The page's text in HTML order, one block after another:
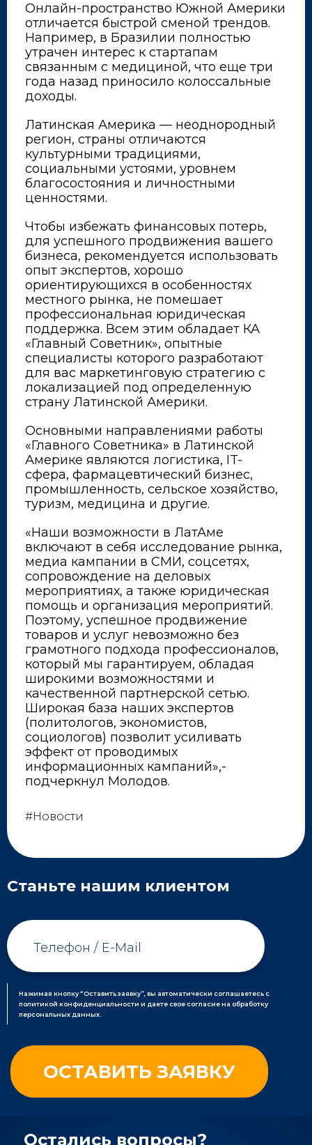
Онлайн-пространство Южной Америки
отличается быстрой сменой трендов.
Например, в Бразилии полностью
утрачен интерес к стартапам
связанным с медициной, что еще три
года назад приносило колоссальные
доходы.
Латинская Америка — неоднородный
регион, страны отличаются
культурными традициями,
социальными устоями, уровнем
благосостояния и личностными
ценностями.
Чтобы избежать финансовых потерь,
для успешного продвижения вашего
бизнеса, рекомендуется использовать
опыт экспертов, хорошо
ориентирующихся в особенностях
местного рынка, не помешает
профессиональная юридическая
поддержка. Всем этим обладает КА
«Главный Советник», опытные
специалисты которого разработают
для вас маркетинговую стратегию с
локализацией под определенную
страну Латинской Америки.
Основными направлениями работы
«Главного Советника» в Латинской
Америке являются логистика, IT-
сфера, фармацевтический бизнес,
промышленность, сельское хозяйство,
туризм, медицина и другие.
«Наши возможности в ЛатАме
включают в себя исследование рынка,
медиа кампании в СМИ, соцсетях,
сопровождение на деловых
мероприятиях, а также юридическая
помощь и организация мероприятий.
Поэтому, успешное продвижение
товаров и услуг невозможно без
грамотного подхода профессионалов,
который мы гарантируем, обладая
широкими возможностями и
качественной партнерской сетью.
Широкая база наших экспертов
(политологов, экономистов,
социологов) позволит усиливать
эффект от проводимых
информационных кампаний»,-
подчеркнул Молодов.
#Новости
Станьте нашим клиентом
Нажимая кнопку “Оставить заявку”, вы автоматически соглашаетесь с
политикой конфиденциальности и даете свое согласие на обработку
персональных данных.
Остались вопросы?